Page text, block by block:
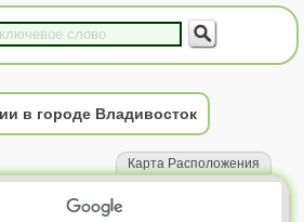
в городе Владивосток
Карта Расположения